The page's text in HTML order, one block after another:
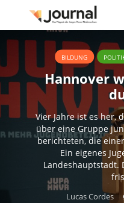
BILDUNG
Hannover
Vier Jahre ist es her,
über eine Gruppe
berichteten, die
Ein eigenes
Landeshauptstadt.
Lucas Cordes